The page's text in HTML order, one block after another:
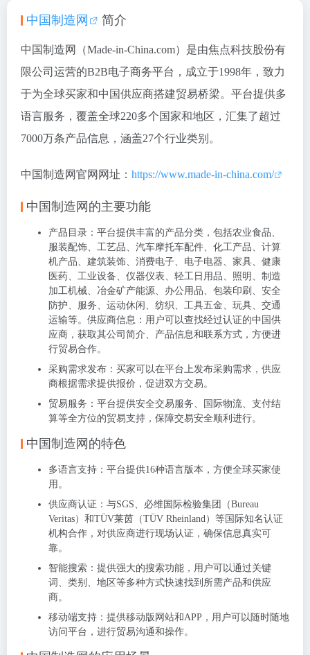
中国制造网 简介
中国制造网（Made-in-China.com）是由焦点科技股份有
限公司运营的B2B电子商务平台，成立于1998年，致力
于为全球买家和中国供应商搭建贸易桥梁。平台提供多
语言服务，覆盖全球220多个国家和地区，汇集了超过
7000万条产品信息，涵盖27个行业类别。
中国制造网官网网址： https://www.made-in-china.com/
中国制造网的主要功能
产品目录 ：平台提供丰富的产品分类，包括农业食品、
服装配饰、工艺品、汽车摩托车配件、化工产品、计算
机产品、建筑装饰、消费电子、电子电器、家具、健康
医药、工业设备、仪器仪表、轻工日用品、照明、制造
加工机械、冶金矿产能源、办公用品、包装印刷、安全
防护、服务、运动休闲、纺织、工具五金、玩具、交通
运输等。 供应商信息 ：用户可以查找经过认证的中国供
应商，获取其公司简介、产品信息和联系方式，方便进
行贸易合作。
采购需求发布 ：买家可以在平台上发布采购需求，供应
商根据需求提供报价，促进双方交易。
贸易服务 ：平台提供安全交易服务、国际物流、支付结
算等全方位的贸易支持，保障交易安全顺利进行。
中国制造网的特色
多语言支持 ：平台提供16种语言版本，方便全球买家使
用。
供应商认证 ：与SGS、必维国际检验集团（Bureau
Veritas）和TÜV莱茵（TÜV Rheinland）等国际知名认证
机构合作，对供应商进行现场认证，确保信息真实可
靠。
智能搜索 ：提供强大的搜索功能，用户可以通过关键
词、类别、地区等多种方式快速找到所需产品和供应
商。
移动端支持 ：提供移动版网站和APP，用户可以随时随地
访问平台，进行贸易沟通和操作。